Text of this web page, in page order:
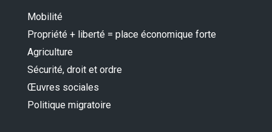
Mobilité
Propriété + liberté = place économique forte
Agriculture
Sécurité, droit et ordre
Œuvres sociales
Politique migratoire